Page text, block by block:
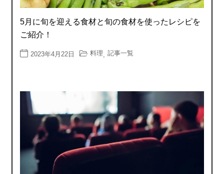
5月に旬を迎える食材と旬の食材を使ったレシピを
ご紹介！
2023年4月22日 料理 記事一覧